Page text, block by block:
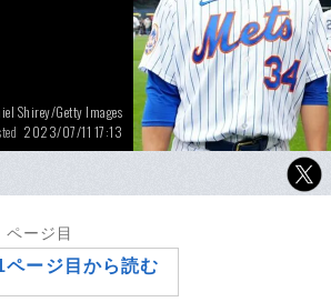
Shirey/Getty Images
2023/07/11 17:13
オールスター前日、笑顔の
ページ目
ページ目から読む